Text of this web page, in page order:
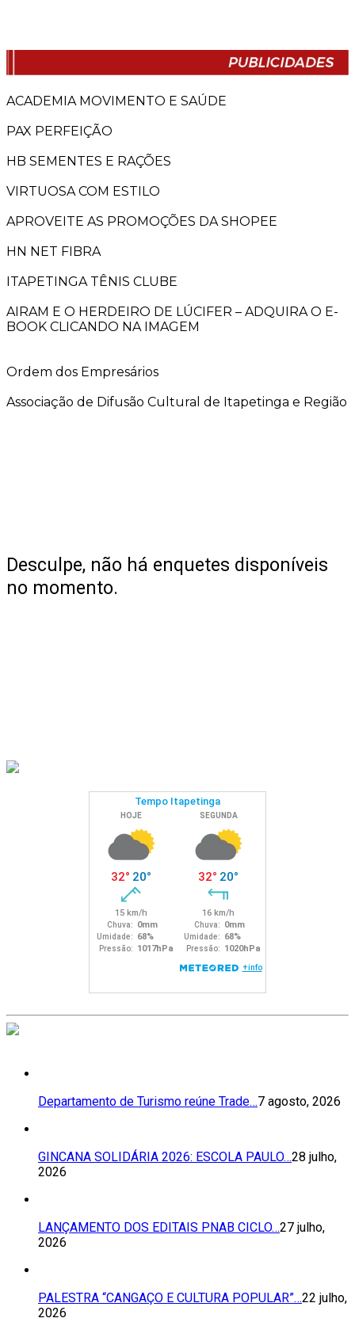
ACADEMIA MOVIMENTO E SAÚDE
PAX PERFEIÇÃO
HB SEMENTES E RAÇÕES
VIRTUOSA COM ESTILO
APROVEITE AS PROMOÇÕES DA SHOPEE
HN NET FIBRA
ITAPETINGA TÊNIS CLUBE
AIRAM E O HERDEIRO DE LÚCIFER – ADQUIRA O E-
BOOK CLICANDO NA IMAGEM
Ordem dos Empresários
Associação de Difusão Cultural de Itapetinga e Região
Desculpe, não há enquetes disponíveis
no momento.
Departamento de Turismo reúne Trade…7 agosto, 2026
GINCANA SOLIDÁRIA 2026: ESCOLA PAULO…28 julho,
2026
LANÇAMENTO DOS EDITAIS PNAB CICLO…27 julho,
2026
PALESTRA “CANGAÇO E CULTURA POPULAR”…22 julho,
2026